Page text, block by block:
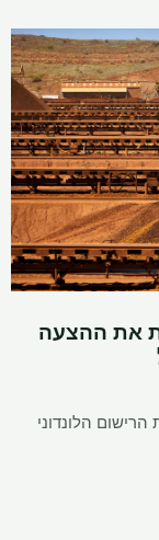
את ההצעה
הלונדוני